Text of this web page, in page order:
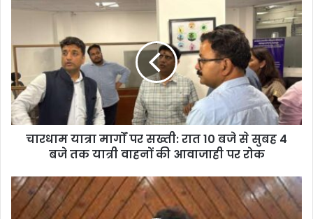
पर
सख्ती:
रात
10
बजे
से
तक
यात्री
वाहनों
चारधाम यात्रा मार्गों पर सख्ती: रात 10 बजे से सुबह 4
बजे तक यात्री वाहनों की आवाजाही पर रोक
प्रदेश
के
सात